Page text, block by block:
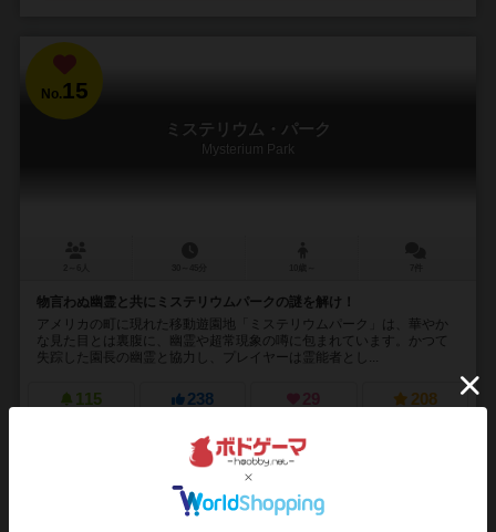
No.15
ミステリウム・パーク
Mysterium Park
物言わぬ幽霊と共にミステリウムパークの謎を解け！
アメリカの町に現れた移動遊園地「ミステリウムパーク」は、華やか
な見た目とは裏腹に、幽霊や超常現象の噂に包まれています。かつて
失踪した園長の幽霊と協力し、プレイヤーは霊能者とし...
115 238 29 208
再入荷までお待ち下さい